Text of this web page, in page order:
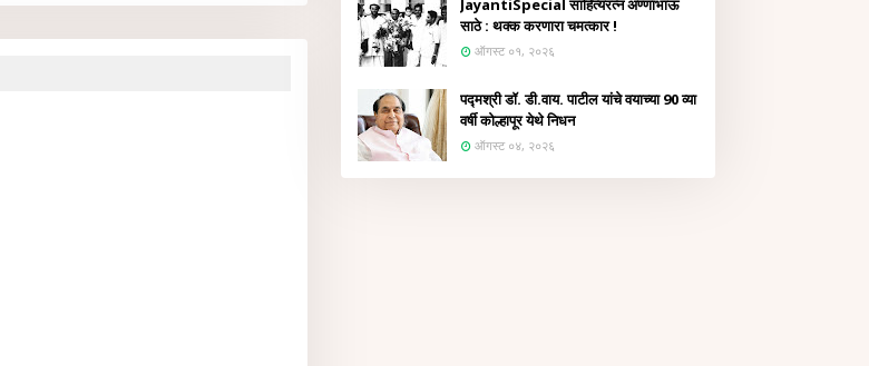
JayantiSpecial साहित्यरत्न अण्णाभाऊ
साठे : थक्क करणारा चमत्कार !
ऑगस्ट ०१, २०२६
पद्मश्री डॉ. डी.वाय. पाटील यांचे वयाच्या 90 व्या
वर्षी कोल्हापूर येथे निधन
ऑगस्ट ०४, २०२६